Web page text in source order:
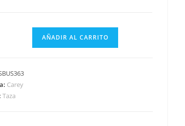
AÑADIR AL CARRITO
Carey
Taza